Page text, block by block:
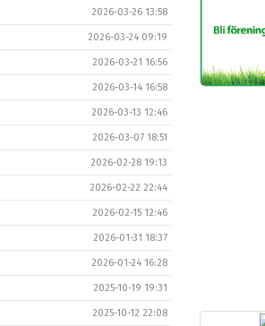
2026-03-26 13:58
2026-03-24 09:19
2026-03-21 16:56
2026-03-14 16:58
2026-03-13 12:46
2026-03-07 18:51
2026-02-28 19:13
2026-02-22 22:44
2026-02-15 12:46
2026-01-31 18:37
2026-01-24 16:28
2025-10-19 19:31
2025-10-12 22:08